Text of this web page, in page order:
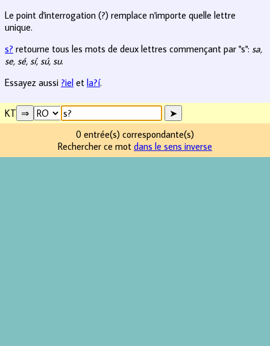
Le point d'interrogation (?) remplace n'importe quelle lettre
unique.
s? retourne tous les mots de deux lettres commençant par "s": sa,
se, sé, sí, sú, su.
Essayez aussi ?iel et la?í.
KT
0 entrée(s) correspondante(s)
Rechercher ce mot dans le sens inverse